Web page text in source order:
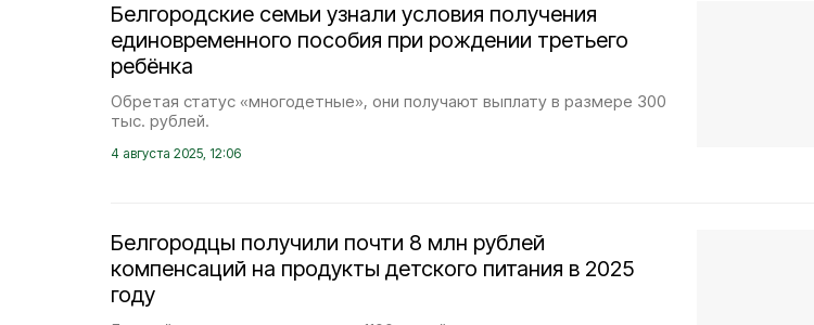
Белгородские семьи узнали условия получения
единовременного пособия при рождении третьего
ребёнка
Обретая статус «многодетные», они получают выплату в размере 300
тыс. рублей.
4 августа 2025, 12:06
Белгородцы получили почти 8 млн рублей
компенсаций на продукты детского питания в 2025
году